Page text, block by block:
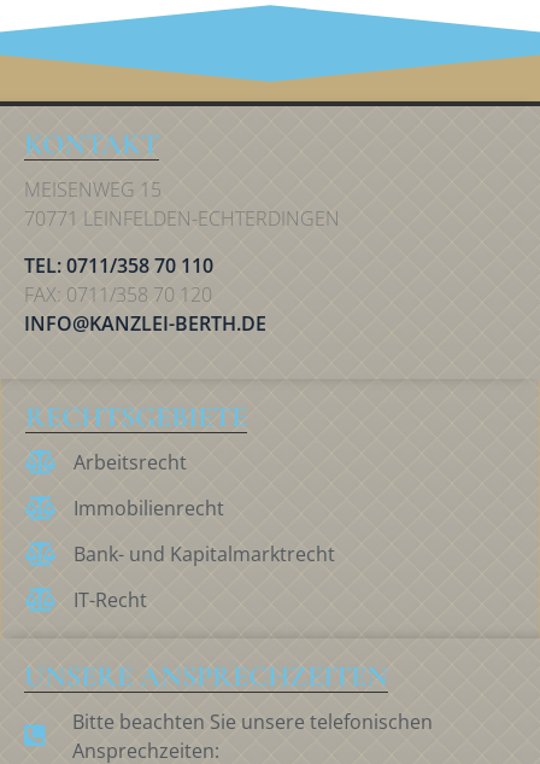
KONTAKT
MEISENWEG 15
70771 LEINFELDEN-ECHTERDINGEN
TEL: 0711/358 70 110
FAX: 0711/358 70 120
INFO@KANZLEI-BERTH.DE
RECHTSGEBIETE
Arbeitsrecht
Immobilienrecht
Bank- und Kapitalmarktrecht
IT-Recht
UNSERE ANSPRECHZEITEN
Bitte beachten Sie unsere telefonischen
Ansprechzeiten: